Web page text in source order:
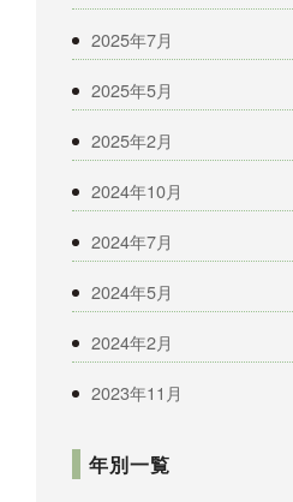
2025年7月
2025年5月
2025年2月
2024年10月
2024年7月
2024年5月
2024年2月
2023年11月
年別一覧